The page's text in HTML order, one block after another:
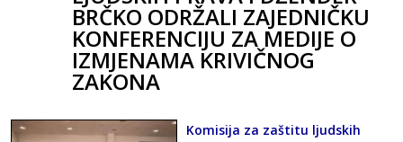
BRČKO ODRŽALI ZAJEDNIČKU
KONFERENCIJU ZA MEDIJE O
IZMJENAMA KRIVIČNOG
ZAKONA
Komisija za zaštitu ljudskih